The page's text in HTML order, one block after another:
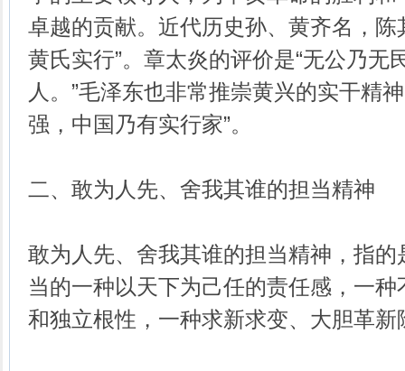
卓越的贡献。近代历史孙、黄齐名，陈
黄氏实行”。章太炎的评价是“无公乃无
人。”毛泽东也非常推崇黄兴的实干精
强，中国乃有实行家”。
二、敢为人先、舍我其谁的担当精神
敢为人先、舍我其谁的担当精神，指
当的一种以天下为己任的责任感，一
和独立根性，一种求新求变、大胆革